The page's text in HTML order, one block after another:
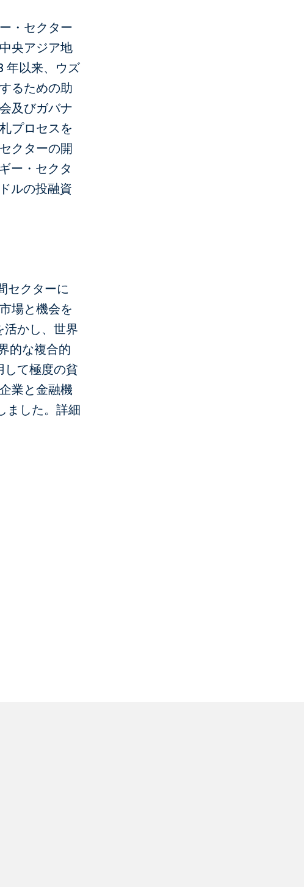
・セクター
央アジア地
年以来、ウズ
るための助
及びガバナ
プロセスを
クターの開
ー・セクタ
ルの投融資
セクターに
場と機会を
活かし、世界
的な複合的
して極度の貧
業と金融機
ました。詳細